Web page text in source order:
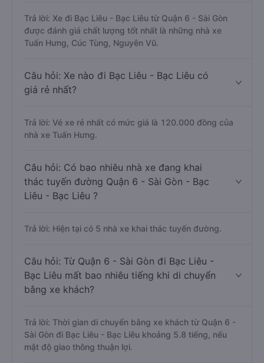
Trả lời: Xe đi Bạc Liêu - Bạc Liêu từ Quận 6 - Sài Gòn
được đánh giá chất lượng tốt nhất là những nhà xe
Tuấn Hưng, Cúc Tùng, Nguyên Vũ.
Câu hỏi: Xe nào đi Bạc Liêu - Bạc Liêu có
giá rẻ nhất?
Trả lời: Vé xe rẻ nhất có mức giá là 120.000 đồng của
nhà xe Tuấn Hưng.
Câu hỏi: Có bao nhiêu nhà xe đang khai
thác tuyến đường Quận 6 - Sài Gòn - Bạc
Liêu - Bạc Liêu ?
Trả lời: Hiện tại có 5 nhà xe khai thác tuyến đường.
Câu hỏi: Từ Quận 6 - Sài Gòn đi Bạc Liêu -
Bạc Liêu mất bao nhiêu tiếng khi di chuyển
bằng xe khách?
Trả lời: Thời gian di chuyển bằng xe khách từ Quận 6 -
Sài Gòn đi Bạc Liêu - Bạc Liêu khoảng 5.8 tiếng, nếu
mật độ giao thông thuận lợi.